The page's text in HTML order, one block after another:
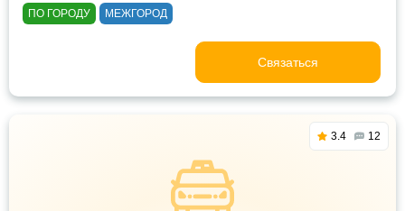
ПО ГОРОДУ МЕЖГОРОД
Связаться
3.4 12